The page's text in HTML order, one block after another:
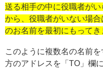
送る相手の中に役職者が
から、役職者がいない場
のお名前を最初にもってき
このように複数名の名前
方のアドレスを「TO」欄